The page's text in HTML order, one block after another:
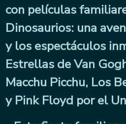
con películas
Dinosaurios: una
y los espectáculos
Estrellas de Van
Macchu Picchu, Los
y Pink Floyd por el